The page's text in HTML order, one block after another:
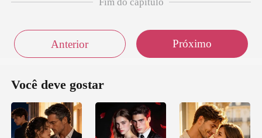
Anterior Próximo
Você deve gostar